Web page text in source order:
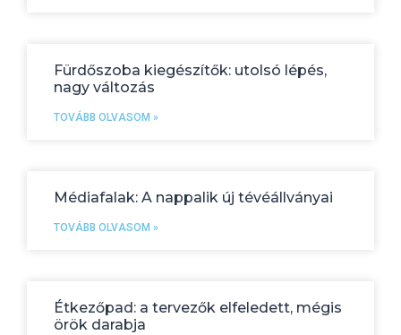
Fürdőszoba kiegészítők: utolsó lépés,
nagy változás
TOVÁBB OLVASOM »
Médiafalak: A nappalik új tévéállványai
TOVÁBB OLVASOM »
Étkezőpad: a tervezők elfeledett, mégis
örök darabja